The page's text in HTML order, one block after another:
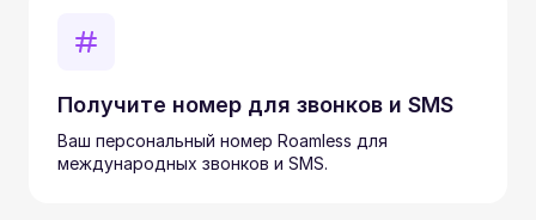
Получите номер для звонков и SMS
Ваш персональный номер Roamless для
международных звонков и SMS.